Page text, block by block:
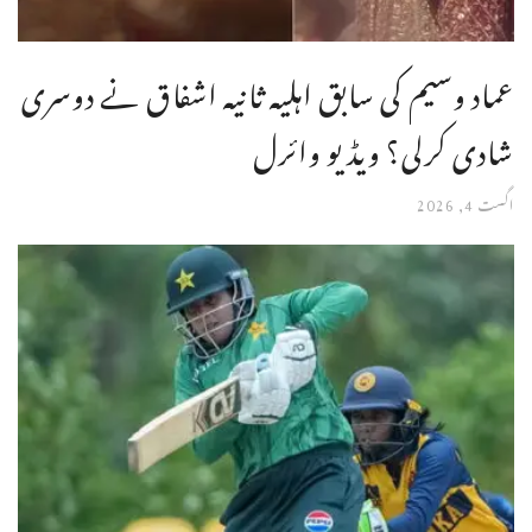
عماد وسیم کی سابق اہلیہ ثانیہ اشفاق نے دوسری
شادی کرلی؟ ویڈیو وائرل
اگست 4, 2026